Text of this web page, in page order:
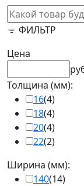
ФИЛЬТР
Цена
Толщина (мм):
16(4)
18(4)
20(4)
22(2)
Ширина (мм):
140(14)